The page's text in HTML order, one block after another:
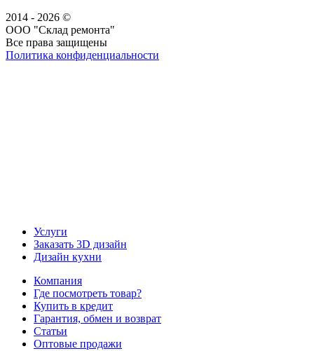
2014 - 2026 ©
ООО "Склад ремонта"
Все права защищены
Политика конфиденциальности
Услуги
Заказать 3D дизайн
Дизайн кухни
Компания
Где посмотреть товар?
Купить в кредит
Гарантия, обмен и возврат
Статьи
Оптовые продажи